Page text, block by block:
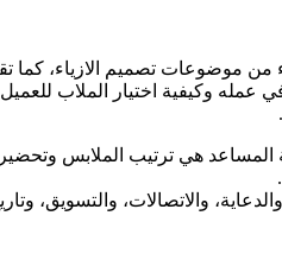
من موضوعات تصميم الازياء،
عمله وكيفية اختيار الملاب
هي ترتيب الملابس وتحضيرها
والاتصالات، والتسويق،